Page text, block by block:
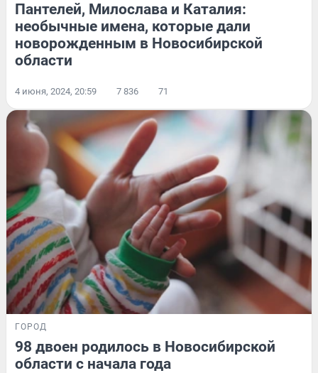
Пантелей, Милослава и Каталия:
необычные имена, которые дали
новорожденным в Новосибирской
области
4 июня, 2024, 20:59 7 836 71
ГОРОД
98 двоен родилось в Новосибирской
области с начала года